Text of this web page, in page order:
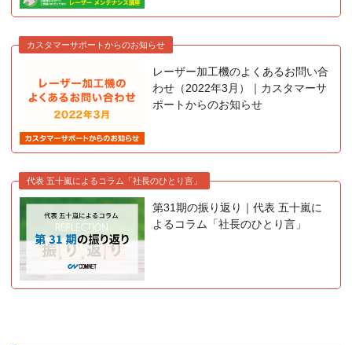
カスタマーサポートからのお知らせ
レーザー加工機のよくあるお問い合
わせ（2022年3月）｜カスタマーサ
ポートからのお知らせ
代表 五十嵐によるコラム「社長のひとり言」
第31期の振り返り｜代表 五十嵐に
よるコラム「社長のひとり言」